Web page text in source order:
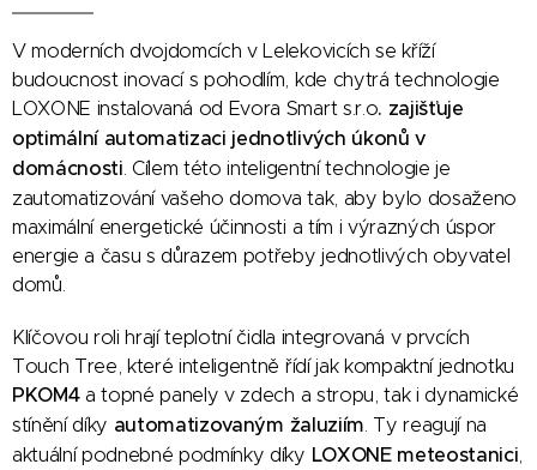
V moderních dvojdomcích v Lelekovicích se kříží
budoucnost inovací s pohodlím, kde chytrá technologie
LOXONE instalovaná od Evora Smart s.r.o. zajišťuje
optimální automatizaci jednotlivých úkonů v
domácnosti. Cílem této inteligentní technologie je
zautomatizování vašeho domova tak, aby bylo dosaženo
maximální energetické účinnosti a tím i výrazných úspor
energie a času s důrazem potřeby jednotlivých obyvatel
domů.
Klíčovou roli hrají teplotní čidla integrovaná v prvcích
Touch Tree, které inteligentně řídí jak kompaktní jednotku
PKOM4a topné panely v zdech a stropu, tak i dynamické
stínění díky automatizovaným žaluziím. Ty reagují na
aktuální podnebné podmínky díky LOXONE meteostanici,